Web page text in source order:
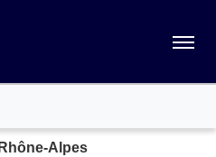
Menu
Alpes